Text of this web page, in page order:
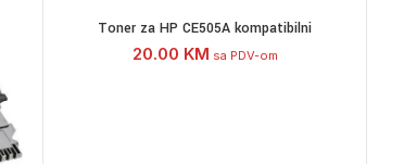
Toner za HP CE505A kompatibilni
20.00 KM sa PDV-om